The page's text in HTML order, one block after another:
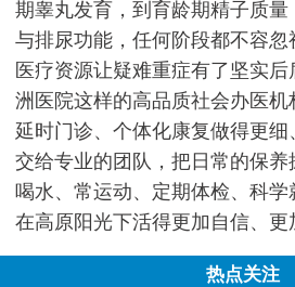
期睾丸发育，到育龄期精子质
与排尿功能，任何阶段都不容忽
医疗资源让疑难重症有了坚实
洲医院这样的高品质社会办医机
延时门诊、个体化康复做得更
交给专业的团队，把日常的保
喝水、常运动、定期体检、科
在高原阳光下活得更加自信、更
热点关注